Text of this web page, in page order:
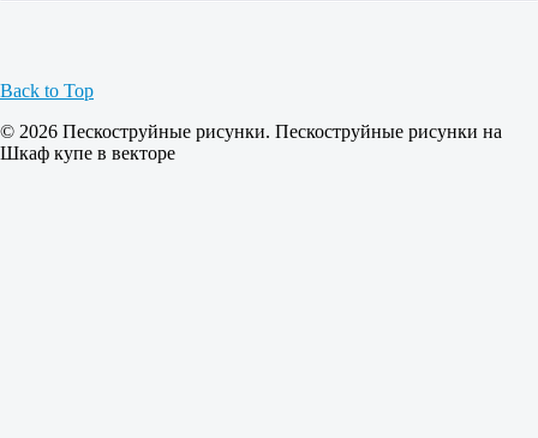
Back to Top
© 2026 Пескоструйные рисунки. Пескоструйные рисунки на
Шкаф купе в векторе